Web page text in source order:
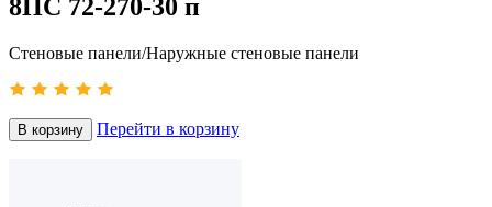
8ПС 72-270-30 п
Стеновые панели/Наружные стеновые панели
В корзину Перейти в корзину